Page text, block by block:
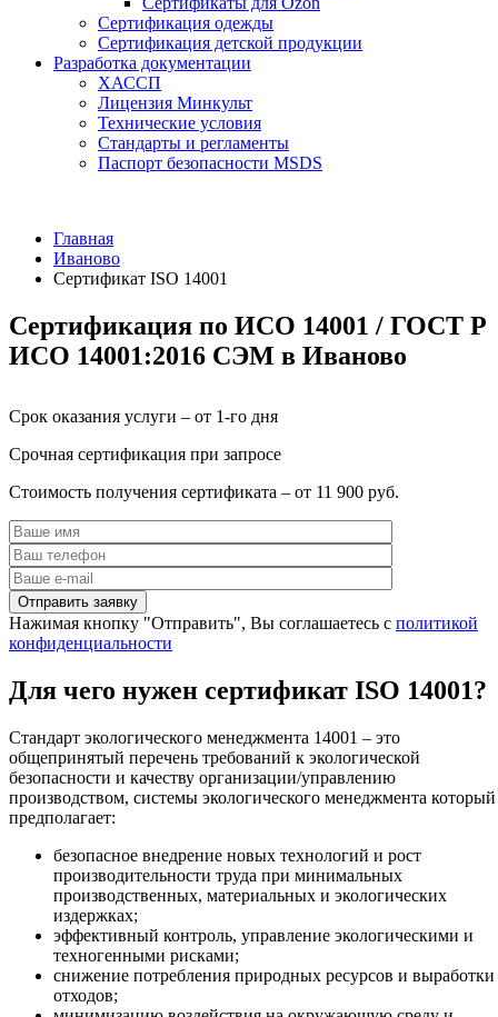
Сертификация одежды
Сертификация детской продукции
Разработка документации
ХАССП
Лицензия Минкульт
Технические условия
Стандарты и регламенты
Паспорт безопасности MSDS
Главная
Иваново
Сертификат ISO 14001
Сертификация по ИСО 14001 / ГОСТ Р
ИСО 14001:2016 СЭМ в Иваново
Срок оказания услуги – от 1-го дня
Срочная сертификация при запросе
Стоимость получения сертификата – от 11 900 руб.
Нажимая кнопку "Отправить", Вы соглашаетесь с политикой
конфиденциальности
Для чего нужен сертификат ISO 14001?
Стандарт экологического менеджмента 14001 – это
общепринятый перечень требований к экологической
безопасности и качеству организации/управлению
производством, системы экологического менеджмента который
предполагает:
безопасное внедрение новых технологий и рост
производительности труда при минимальных
производственных, материальных и экологических
издержках;
эффективный контроль, управление экологическими и
техногенными рисками;
снижение потребления природных ресурсов и выработки
отходов;